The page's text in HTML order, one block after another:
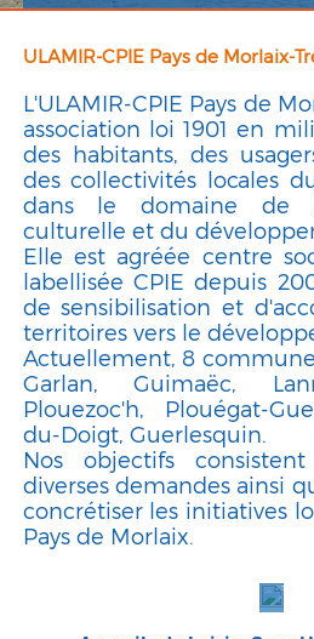
ULAMIR-CPIE Pays de Morlaix-
L'ULAMIR-CPIE Pays de
association loi 1901 en
des habitants, des
des collectivités locales
dans le domaine de
culturelle et du
Elle est agréée centre
labellisée CPIE depuis
de sensibilisation et
territoires vers le
Actuellement, 8
Garlan, Guimaëc,
Plouezoc'h, Plouégat-
du-Doigt, Guerlesquin.
Nos objectifs
diverses demandes ainsi
concrétiser les initiatives
Pays de Morlaix.